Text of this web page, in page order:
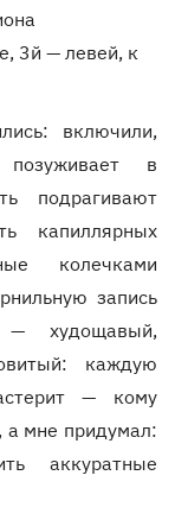
3й — левей, к
включили,
в
подрагивают
капиллярных
колечками
запись
худощавый,
каждую
— кому
а мне придумал:
аккуратные